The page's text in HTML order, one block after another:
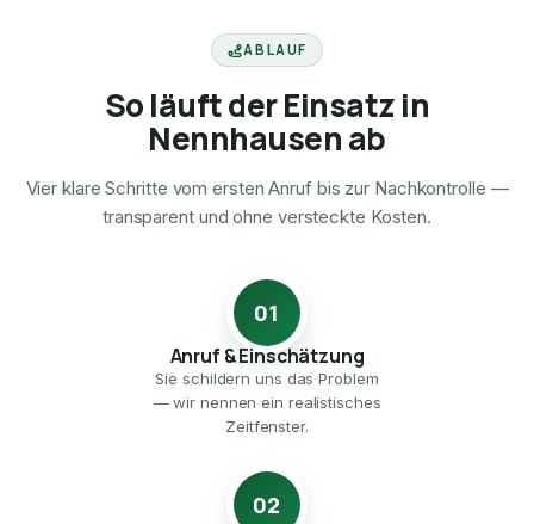
ABLAUF
So läuft der Einsatz in
Nennhausen ab
Vier klare Schritte vom ersten Anruf bis zur Nachkontrolle —
transparent und ohne versteckte Kosten.
01
Anruf & Einschätzung
Sie schildern uns das Problem
— wir nennen ein realistisches
Zeitfenster.
02